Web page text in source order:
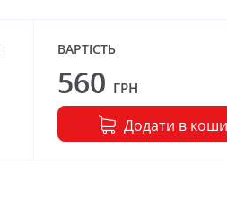
ВАРТІСТЬ
560 ГРН
Додати в